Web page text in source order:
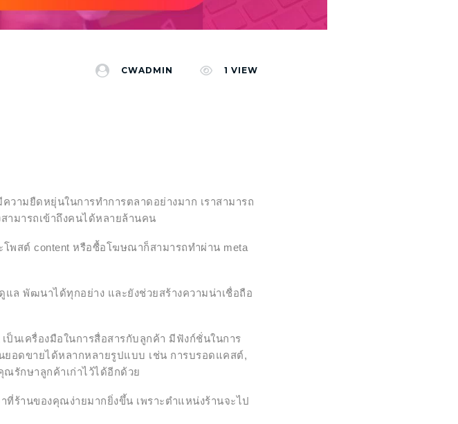
CWADMIN 1 VIEW
ามยืดหยุ่นในการทำการตลาดอย่างมาก เราสามารถ
ามารถเข้าถึงคนได้หลายล้านคน
โพสต์ content หรือซื้อโฆษณาก็สามารถทำผ่าน meta
แล พัฒนาได้ทุกอย่าง และยังช่วยสร้างความน่าเชื่อถือ
ป็นเครื่องมือในการสื่อสารกับลูกค้า มีฟังก์ชั่นในการ
อดขายได้หลากหลายรูปแบบ เช่น การบรอดแคสต์,
รักษาลูกค้าเก่าไว้ได้อีกด้วย
ที่ร้านของคุณง่ายมากยิ่งขึ้น เพราะตำแหน่งร้านจะไป